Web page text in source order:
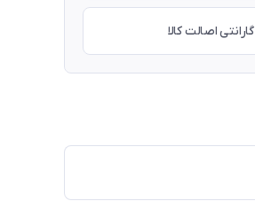
گارانتی اصالت کالا